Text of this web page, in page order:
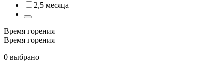
2,5 месяца
Время горения
Время горения
0 выбрано